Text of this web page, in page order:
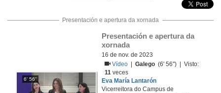
Presentación e apertura da xornada
6' 56''
Presentación e apertura da
xornada
16 de nov. de 2023
Vídeo
|Galego (6' 56'') | Visto:
11 veces
Eva María Lantarón
Vicerreitora do Campus de